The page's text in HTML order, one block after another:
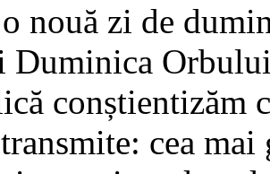
nouă zi de
Duminica
conștientizăm
cea